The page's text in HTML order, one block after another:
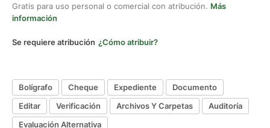
Gratis para uso personal o comercial con atribución. Más
información
Se requiere atribución ¿Cómo atribuir?
Bolígrafo Cheque Expediente
Documento
Editar
Verificación Archivos Y Carpetas
Auditoría
Evaluación Alternativa